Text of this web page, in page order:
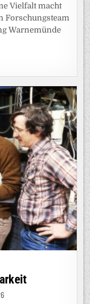
Vielfalt macht
Forschungsteam
Warnemünde